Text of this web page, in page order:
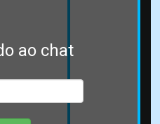
ao chat